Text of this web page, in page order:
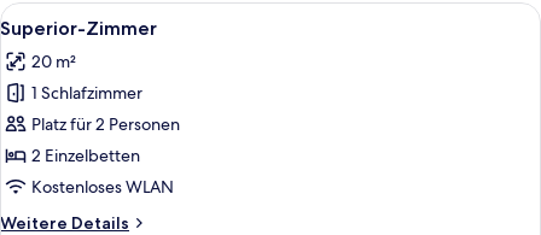
Alle
Fotos
für
Superior-
Zimmer
anzeigen
Ein Hotelzimmer mit zwei Betten,
2
Superior-Zimmer
20 m²
1 Schlafzimmer
Platz für 2 Personen
2 Einzelbetten
Kostenloses WLAN
Weitere Details
Weitere